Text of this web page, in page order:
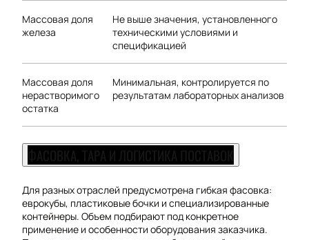
Массовая доля
железа
Не выше значения, установленного
техническими условиями и
спецификацией
Массовая доля
нерастворимого
остатка
Минимальная, контролируется по
результатам лабораторных анализов
Для разных отраслей предусмотрена гибкая фасовка:
еврокубы, пластиковые бочки и специализированные
контейнеры. Объем подбирают под конкретное
применение и особенности оборудования заказчика.